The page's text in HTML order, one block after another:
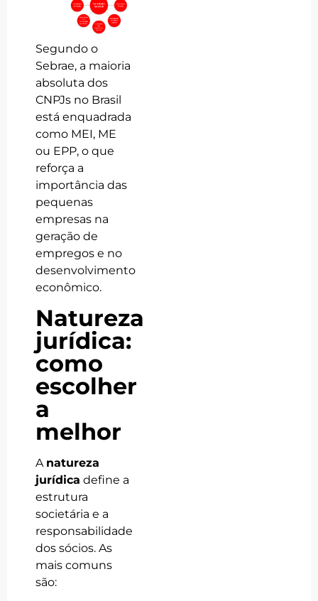
Segundo o
Sebrae, a maioria
absoluta dos
CNPJs no Brasil
está enquadrada
como MEI, ME
ou EPP, o que
reforça a
importância das
pequenas
empresas na
geração de
empregos e no
desenvolvimento
econômico.
Natureza
jurídica:
como
escolher
a
melhor
A natureza
jurídica define a
estrutura
societária e a
responsabilidade
dos sócios. As
mais comuns
são: